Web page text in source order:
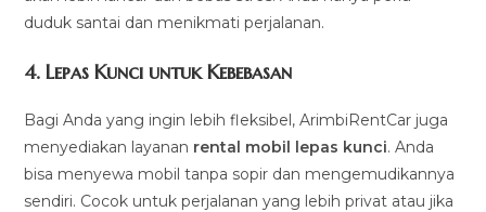
duduk santai dan menikmati perjalanan.
4.Lepas Kunci untuk Kebebasan
Bagi Anda yang ingin lebih fleksibel, ArimbiRentCar juga
menyediakan layanan rental mobil lepas kunci. Anda
bisa menyewa mobil tanpa sopir dan mengemudikannya
sendiri. Cocok untuk perjalanan yang lebih privat atau jika